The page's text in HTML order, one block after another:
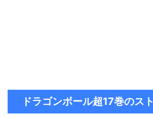
ドラゴンボール超17巻のス